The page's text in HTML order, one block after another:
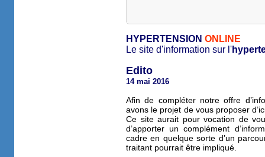
HYPERTENSION ONLINE
Le site d'information sur l'
Edito
14 mai 2016
Afin de compléter notre offre
avons le projet de vous proposer
Ce site aurait pour vocation de
d’apporter un complément
cadre en quelque sorte d’un
traitant pourrait être impliqué.